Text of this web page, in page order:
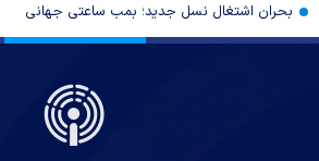
بحران اشتغال نسل جدید؛ بمب ساعتی جهانی